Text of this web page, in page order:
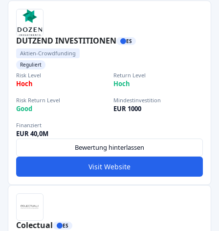
DUTZEND INVESTITIONEN ES
Aktien-Crowdfunding
Reguliert
Risk Level
Hoch
Return Level
Hoch
Risk Return Level
Good
Mindestinvestition
EUR 1000
Finanziert
EUR 40,0M
Bewertung hinterlassen
Visit Website
Colectual ES